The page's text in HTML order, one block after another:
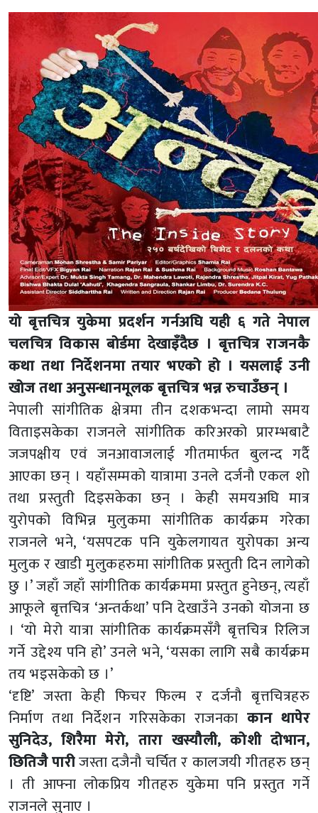
यो बृत्तचित्र युकेमा प्रदर्शन गर्नअघि यही ६ गते नेपाल
चलचित्र विकास बोर्डमा देखाइँदैछ । बृत्तचित्र राजनकै
कथा तथा निर्देशनमा तयार भएको हो । यसलाई उनी
खोज तथा अनुसन्धानमूलक बृत्तचित्र भन्न रुचाउँछन् ।
नेपाली सांगीतिक क्षेत्रमा तीन दशकभन्दा लामो समय
विताइसकेका राजनले सांगीतिक करिअरको प्रारम्भबाटै
जजपक्षीय एवं जनआवाजलाई गीतमार्फत बुलन्द गर्दै
आएका छन् । यहाँसम्मको यात्रामा उनले दर्जनौ एकल शो
तथा प्रस्तुती दिइसकेका छन् । केही समयअघि मात्र
युरोपको विभिन्न मुलुकमा सांगीतिक कार्यक्रम गरेका
राजनले भने, ‘यसपटक पनि युकेलगायत युरोपका अन्य
मुलुक र खाडी मुलुकहरुमा सांगीतिक प्रस्तुती दिन लागेको
छु ।’ जहाँ जहाँ सांगीतिक कार्यक्रममा प्रस्तुत हुनेछन्, त्यहाँ
आफूले बृत्तचित्र ‘अन्तर्कथा’ पनि देखाउँने उनको योजना छ
। ‘यो मेरो यात्रा सांगीतिक कार्यक्रमसँगै बृत्तचित्र रिलिज
गर्ने उद्देश्य पनि हो’ उनले भने, ‘यसका लागि सबै कार्यक्रम
तय भइसकेको छ ।’
‘दृष्टि’ जस्ता केही फिचर फिल्म र दर्जनौ बृत्तचित्रहरु
निर्माण तथा निर्देशन गरिसकेका राजनका कान थापेर
सुनिदेउ, शिरैमा मेरो, तारा खस्यौली, कोशी दोभान,
छितिजै पारीजस्ता दजैनौ चर्चित र कालजयी गीतहरु छन्
। ती आफ्ना लोकप्रिय गीतहरु युकेमा पनि प्रस्तुत गर्ने
राजनले सुनाए ।